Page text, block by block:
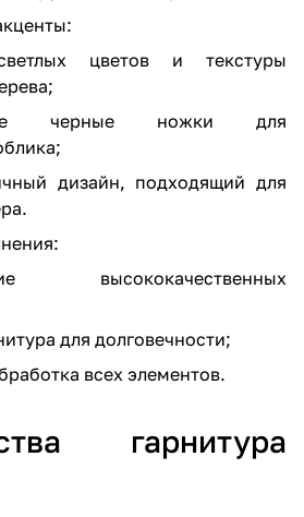
цветов и текстуры
черные ножки для
дизайн, подходящий для
высококачественных
для долговечности;
всех элементов.
гарнитура